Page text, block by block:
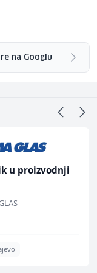
na Googlu
u proizvodnji